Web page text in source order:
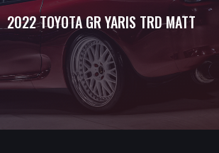
2022 TOYOTA GR YARIS TRD MATT